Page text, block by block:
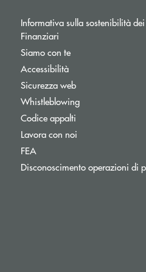
finestra
Informativa sulla sostenibilità
Finanziari
Siamo con te
Accessibilità
Sicurezza web
Whistleblowing
Codice appalti
Lavora con noi
FEA
Disconoscimento operazioni di